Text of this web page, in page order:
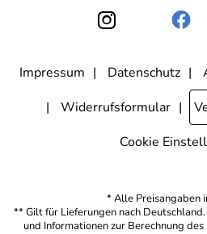
den Link "Abmelden" am Ende des
Datenschutzerklärung
habe ich zur
Impressum Datenschutz
Widerrufsformular
Cookie
* Alle Preisangaben
** Gilt für Lieferungen nach
und Informationen zur Berechnung